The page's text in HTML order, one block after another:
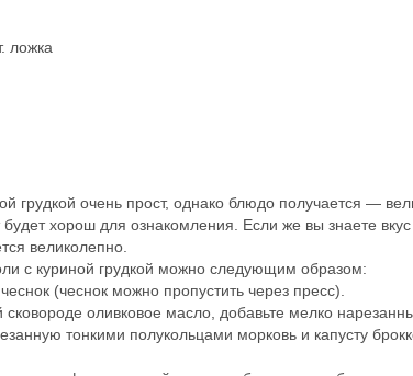
ложка
грудкой очень прост, однако блюдо получается —
будет хорош для ознакомления. Если же вы знаете
великолепно.
с куриной грудкой можно следующим образом:
(чеснок можно пропустить через пресс).
сковороде оливковое масло, добавьте мелко
тонкими полукольцами морковь и капусту